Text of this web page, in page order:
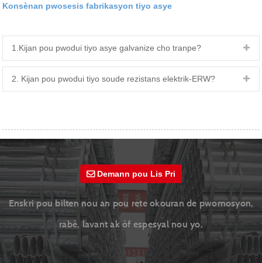
Konsènan pwosesis fabrikasyon tiyo asye
1.Kijan pou pwodui tiyo asye galvanize cho tranpe?
2. Kijan pou pwodui tiyo soude rezistans elektrik-ERW?
Demann pou Lis Pri
Enskri pou bilten nou an pou rete okouran de pwomosyon,
rabè, lavant ak òf espesyal nou yo.